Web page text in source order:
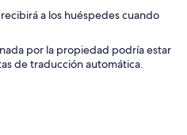
a los huéspedes cuando
por la propiedad podría estar
de traducción automática.